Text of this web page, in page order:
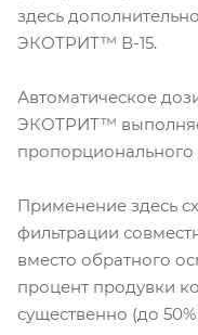
здесь
ЭКОТРИТ™ В-15.
Автоматическое
ЭКОТРИТ™
Применение здесь
фильтрации
вместо обратного
процент продувки
существенно (до